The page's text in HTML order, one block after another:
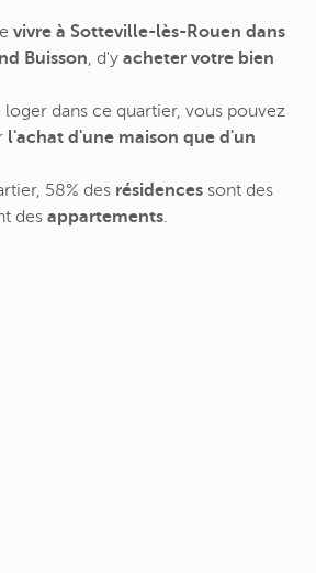
vivre à Sotteville-lès-Rouen dans
Buisson, d'y acheter votre bien
loger dans ce quartier, vous pouvez
l'achat d'une maison que d'un
58% des résidences sont des
des appartements.